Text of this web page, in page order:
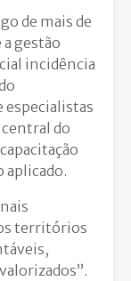
de mais de
gestão
incidência
especialistas
central do
aplicado.
territórios